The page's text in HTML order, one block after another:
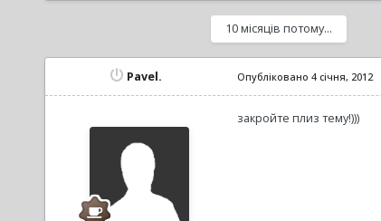
10 місяців потому...
Pavel. Опубліковано 4 січня, 2012
закройте плиз тему!)))